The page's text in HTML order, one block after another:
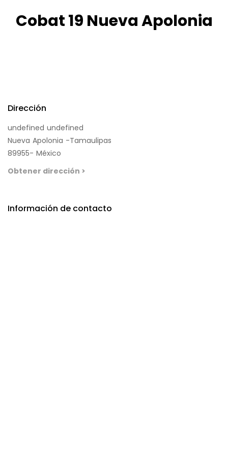
Cobat 19 Nueva Apolonia
Dirección
undefined undefined
Nueva Apolonia -Tamaulipas
89955- México
Obtener dirección >
Información de contacto